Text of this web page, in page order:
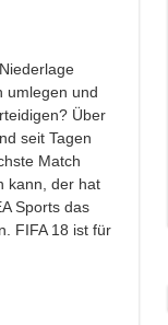
umlegen und
Über
seit Tagen
Match
kann, der hat
Sports das
FIFA 18 ist für